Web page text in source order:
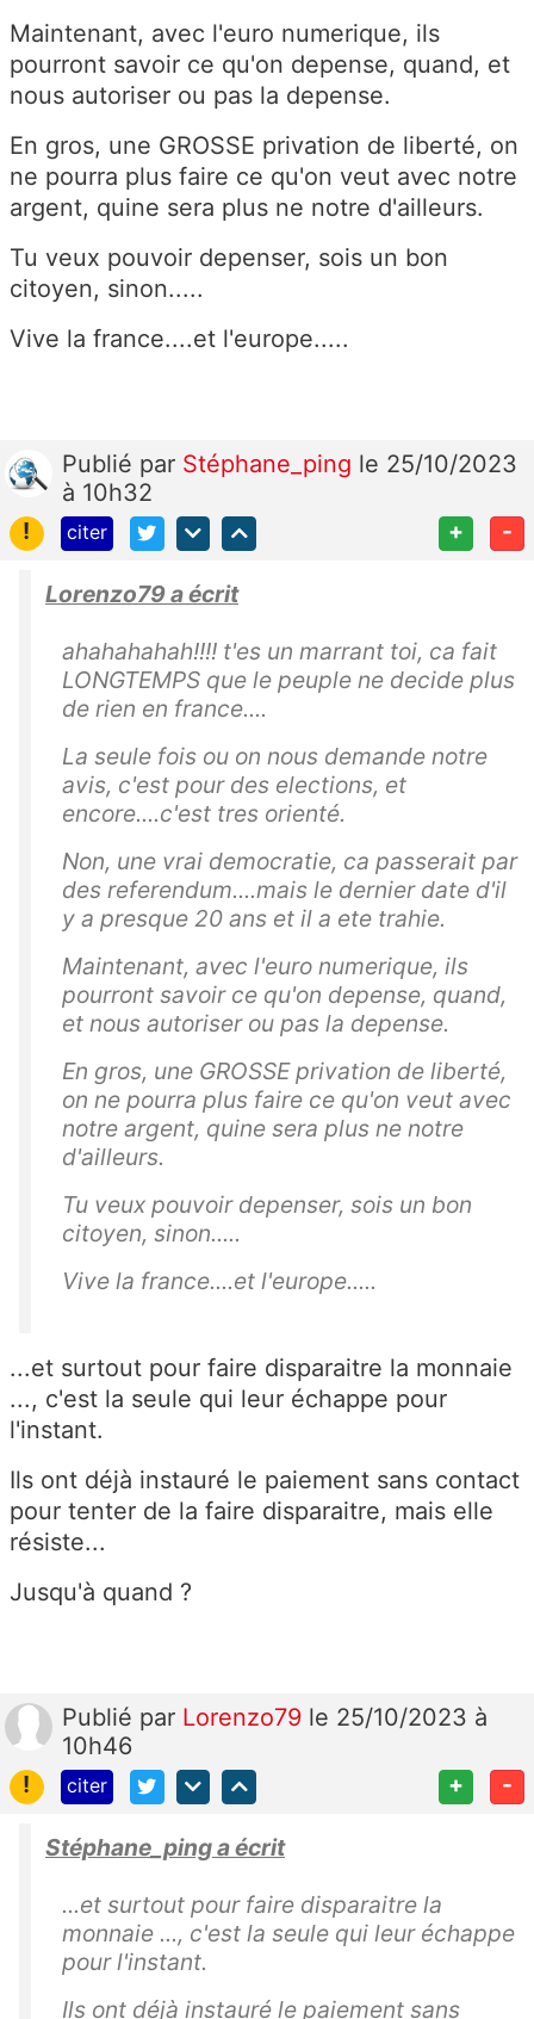
Maintenant, avec l'euro numerique, ils
pourront savoir ce qu'on depense, quand, et
nous autoriser ou pas la depense.
En gros, une GROSSE privation de liberté, on
ne pourra plus faire ce qu'on veut avec notre
argent, quine sera plus ne notre d'ailleurs.
Tu veux pouvoir depenser, sois un bon
citoyen, sinon.....
Vive la france....et l'europe.....
Publié par Stéphane_ping le 25/10/2023
à 10h32
!
citer + -
Lorenzo79 a écrit
ahahahahah!!!! t'es un marrant toi, ca fait
LONGTEMPS que le peuple ne decide plus
de rien en france....
La seule fois ou on nous demande notre
avis, c'est pour des elections, et
encore....c'est tres orienté.
Non, une vrai democratie, ca passerait par
des referendum....mais le dernier date d'il
y a presque 20 ans et il a ete trahie.
Maintenant, avec l'euro numerique, ils
pourront savoir ce qu'on depense, quand,
et nous autoriser ou pas la depense.
En gros, une GROSSE privation de liberté,
on ne pourra plus faire ce qu'on veut avec
notre argent, quine sera plus ne notre
d'ailleurs.
Tu veux pouvoir depenser, sois un bon
citoyen, sinon.....
Vive la france....et l'europe.....
...et surtout pour faire disparaitre la monnaie
..., c'est la seule qui leur échappe pour
l'instant.
Ils ont déjà instauré le paiement sans contact
pour tenter de la faire disparaitre, mais elle
résiste...
Jusqu'à quand ?
Publié par Lorenzo79 le 25/10/2023 à
10h46
!
citer + -
Stéphane_ping a écrit
...et surtout pour faire disparaitre la
monnaie ..., c'est la seule qui leur échappe
pour l'instant.
Ils ont déjà instauré le paiement sans